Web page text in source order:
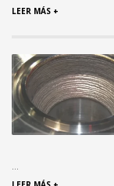
LEER MÁS +
...